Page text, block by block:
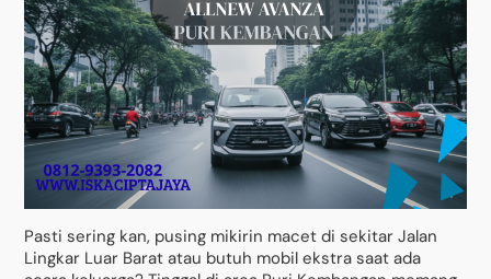
Pasti sering kan, pusing mikirin macet di sekitar Jalan
Lingkar Luar Barat atau butuh mobil ekstra saat ada